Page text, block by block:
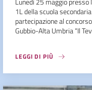
1L della scuola
partecipazione al
Gubbio-Alta Umbria “Il
LEGGI DI PIÙ